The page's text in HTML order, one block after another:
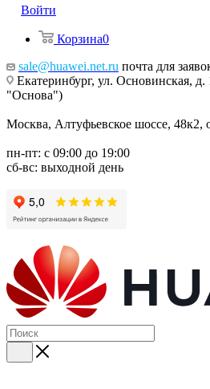
Войти
Корзина0
sale@huawei.net.ru почта для
Екатеринбург, ул. Основинская,
"Основа")
Москва, Алтуфьевское шоссе,
пн-пт: с 09:00 до 19:00
сб-вс: выходной день